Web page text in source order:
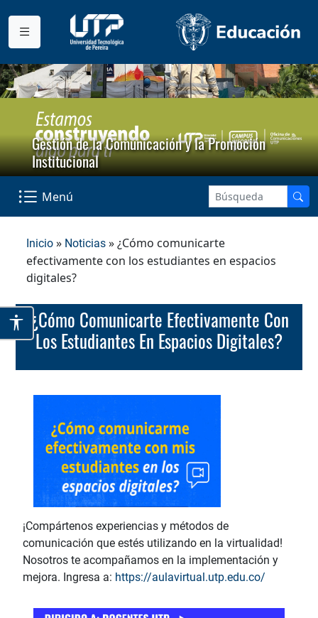
Gestión de la Comunicación y la Promoción
Institucional
Menú
Inicio » Noticias » ¿Cómo comunicarte
efectivamente con los estudiantes en espacios
digitales?
¿Cómo Comunicarte Efectivamente Con
Los Estudiantes En Espacios Digitales?
¡Compártenos experiencias y métodos de
comunicación que estés utilizando en la virtualidad!
Nosotros te acompañamos en la implementación y
mejora. Ingresa a: https://aulavirtual.utp.edu.co/